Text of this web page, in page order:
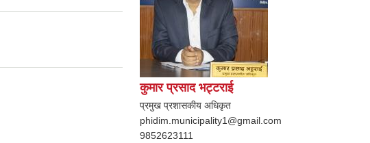
कुमार प्रसाद भट्टराई
प्रमुख प्रशासकीय अधिकृत
phidim.municipality1@gmail.com
9852623111